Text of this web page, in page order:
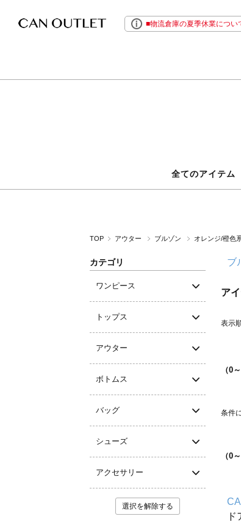
■物流倉庫の夏季休業につ
全てのアイテム
TOP アウター ブルゾン オレンジ/橙色
カテゴリ
ワンピース
トップス
アウター
ボトムス
バッグ
シューズ
アクセサリー
選択を解除する
ブ
ア
表示
（0～
条件
（0～